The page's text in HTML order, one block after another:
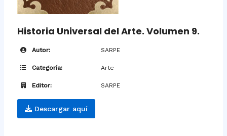
Historia Universal del Arte. Volumen 9.
Autor: SARPE
Categoría: Arte
Editor: SARPE
Descargar aquí